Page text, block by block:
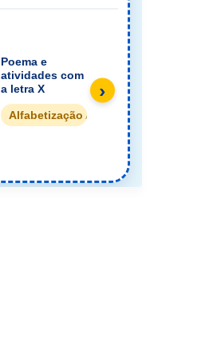
Poema e
atividades com
a letra X
Alfabetização Alfabeto em Textos
›